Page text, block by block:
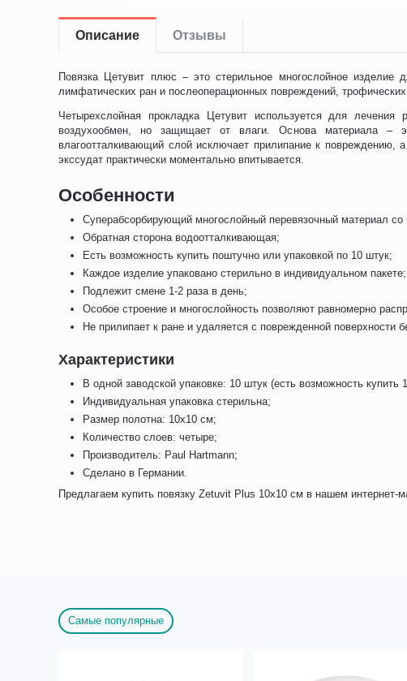
Описание Отзывы
Повязка Цетувит плюс – это стерильное многослойное
лимфатических ран и послеоперационных повреждений,
Четырехслойная прокладка Цетувит используется для
воздухообмен, но защищает от влаги. Основа материала –
влагоотталкивающий слой исключает прилипание к
экссудат практически моментально впитывается.
Особенности
Суперабсорбирующий многослойный перевязочный материал
Обратная сторона водоотталкивающая;
Есть возможность купить поштучно или упаковкой по 10 штук;
Каждое изделие упаковано стерильно в индивидуальном пакете;
Подлежит смене 1-2 раза в день;
Особое строение и многослойность позволяют равномерно
Не прилипает к ране и удаляется с поврежденной поверхности
Характеристики
В одной заводской упаковке: 10 штук (есть возможность купить
Индивидуальная упаковка стерильна;
Размер полотна: 10х10 см;
Количество слоев: четыре;
Производитель: Paul Hartmann;
Сделано в Германии.
Предлагаем купить повязку Zetuvit Plus 10x10 см в нашем интернет-
Самые популярные